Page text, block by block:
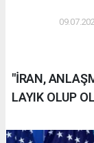
"İRAN,
LAYIK OLUP